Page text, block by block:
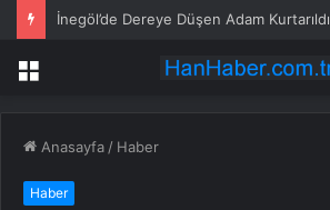
İnegöl’de Dereye Düşen Adam Kurtarıldı
Menü
Anasayfa / Haber
Haber